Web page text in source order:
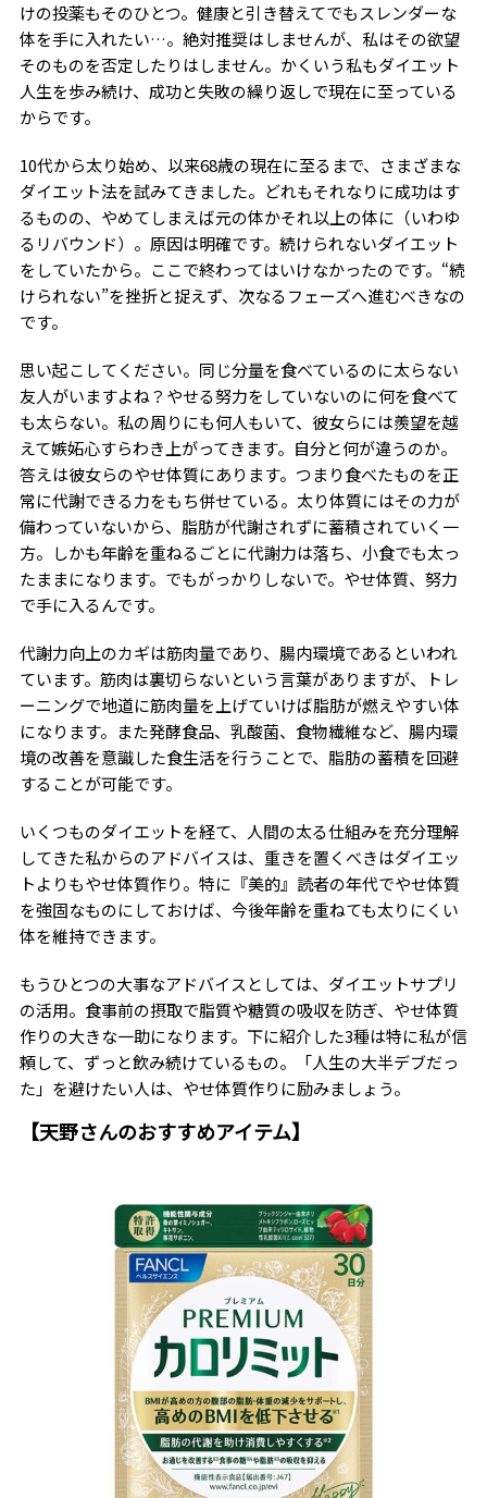
けの投薬もそのひとつ。健康と引き替えてでもスレンダーな
体を手に入れたい…。絶対推奨はしませんが、私はその欲望
そのものを否定したりはしません。かくいう私もダイエット
人生を歩み続け、成功と失敗の繰り返しで現在に至っている
からです。
10代から太り始め、以来68歳の現在に至るまで、さまざまな
ダイエット法を試みてきました。どれもそれなりに成功はす
るものの、やめてしまえば元の体かそれ以上の体に（いわゆ
るリバウンド）。原因は明確です。続けられないダイエット
をしていたから。ここで終わってはいけなかったのです。“続
けられない”を挫折と捉えず、次なるフェーズへ進むべきなの
です。
思い起こしてください。同じ分量を食べているのに太らない
友人がいますよね？やせる努力をしていないのに何を食べて
も太らない。私の周りにも何人もいて、彼女らには羨望を越
えて嫉妬心すらわき上がってきます。自分と何が違うのか。
答えは彼女らのやせ体質にあります。つまり食べたものを正
常に代謝できる力をもち併せている。太り体質にはその力が
備わっていないから、脂肪が代謝されずに蓄積されていく一
方。しかも年齢を重ねるごとに代謝力は落ち、小食でも太っ
たままになります。でもがっかりしないで。やせ体質、努力
で手に入るんです。
代謝力向上のカギは筋肉量であり、腸内環境であるといわれ
ています。筋肉は裏切らないという言葉がありますが、トレ
ーニングで地道に筋肉量を上げていけば脂肪が燃えやすい体
になります。また発酵食品、乳酸菌、食物繊維など、腸内環
境の改善を意識した食生活を行うことで、脂肪の蓄積を回避
することが可能です。
いくつものダイエットを経て、人間の太る仕組みを充分理解
してきた私からのアドバイスは、重きを置くべきはダイエッ
トよりもやせ体質作り。特に『美的』読者の年代でやせ体質
を強固なものにしておけば、今後年齢を重ねても太りにくい
体を維持できます。
もうひとつの大事なアドバイスとしては、ダイエットサプリ
の活用。食事前の摂取で脂質や糖質の吸収を防ぎ、やせ体質
作りの大きな一助になります。下に紹介した3種は特に私が信
頼して、ずっと飲み続けているもの。「人生の大半デブだっ
た」を避けたい人は、やせ体質作りに励みましょう。
【天野さんのおすすめアイテム】